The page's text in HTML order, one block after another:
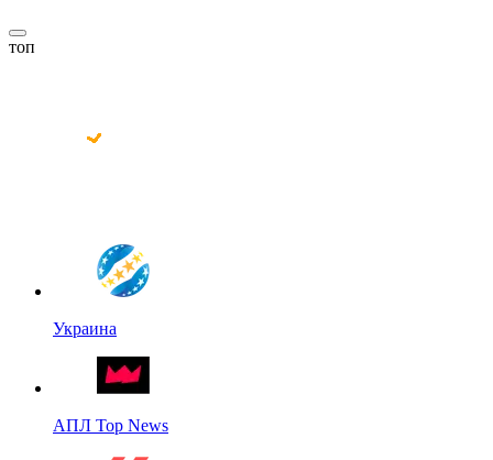
топ
Украина
АПЛ Top News